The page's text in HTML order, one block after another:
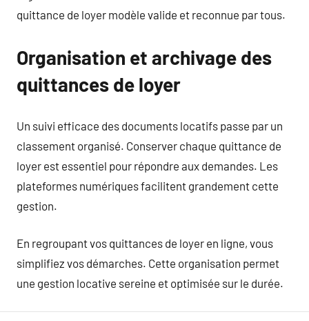
quittance de loyer modèle valide et reconnue par tous.
Organisation et archivage des
quittances de loyer
Un suivi efficace des documents locatifs passe par un
classement organisé. Conserver chaque quittance de
loyer est essentiel pour répondre aux demandes. Les
plateformes numériques facilitent grandement cette
gestion.
En regroupant vos quittances de loyer en ligne, vous
simplifiez vos démarches. Cette organisation permet
une gestion locative sereine et optimisée sur le durée.